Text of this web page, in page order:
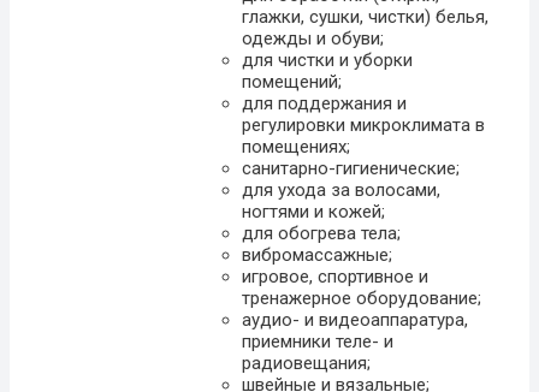
глажки, сушки, чистки) белья,
одежды и обуви;
для чистки и уборки
помещений;
для поддержания и
регулировки микроклимата в
помещениях;
санитарно-гигиенические;
для ухода за волосами,
ногтями и кожей;
для обогрева тела;
вибромассажные;
игровое, спортивное и
тренажерное оборудование;
аудио- и видеоаппаратура,
приемники теле- и
радиовещания;
швейные и вязальные;